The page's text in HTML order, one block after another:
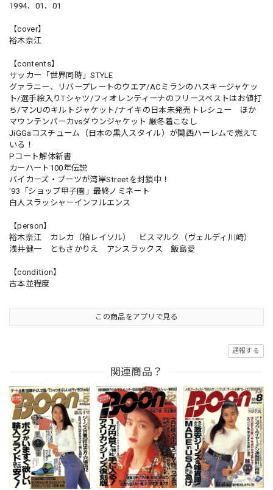
1994．01．01
【cover】
裕木奈江
【contents】
サッカー「世界同時」STYLE
グァラニー、リバープレートのウエア/ACミランのハスキージャケッ
ト/選手絵入りTシャツ/フィオレンティーナのフリースベストはお値打
ち/マンUのキルトジャケット/ナイキの日本未発売トレシュー ほか
マウンテンパーカvsダウンジャケット 厳冬着こなし
JiGGaコスチューム（日本の黒人スタイル）が関西ハーレムで燃えて
いる！
Pコート解体新書
カーハート100年伝説
バイカーズ・ブーツが湾岸Streetを封鎖中！
'93「ショップ甲子園」最終ノミネート
白人スラッシャーインフルエンス
【person】
裕木奈江 カレカ（柏レイソル） ビスマルク（ヴェルディ川崎）
浅井健一 ともさかりえ アンスラックス 飯島愛
【condition】
古本並程度
この商品をアプリで見る
通報する
関連商品？